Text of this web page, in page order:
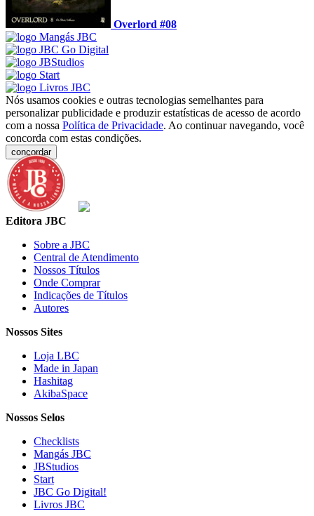
Overlord #08
Nós usamos cookies e outras tecnologias semelhantes para
personalizar publicidade e produzir estatísticas de acesso de acordo
com a nossa Política de Privacidade. Ao continuar navegando, você
concorda com estas condições.
concordar
Editora JBC
Sobre a JBC
Central de Atendimento
Nossos Títulos
Onde Comprar
Indicações de Títulos
Autores
Nossos Sites
Loja LBC
Made in Japan
Hashitag
AkibaSpace
Nossos Selos
Checklists
Mangás JBC
JBStudios
Start
JBC Go Digital!
Livros JBC